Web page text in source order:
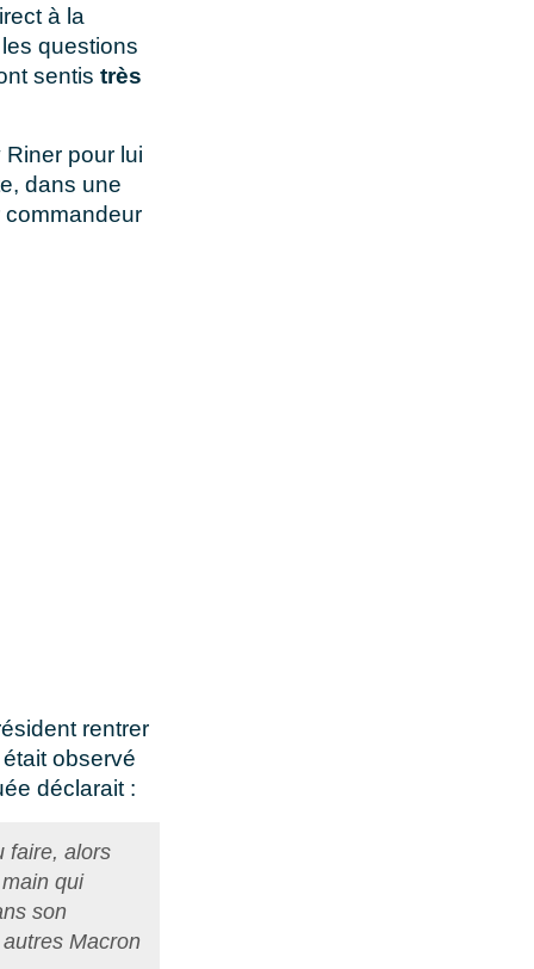
à la
questions
sentis très
Riner pour lui
dans une
commandeur
rentrer
observé
déclarait :
faire, alors
qui
son
Macron